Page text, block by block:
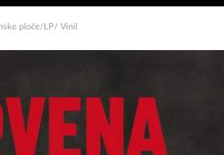
ploče/LP/ Vinil